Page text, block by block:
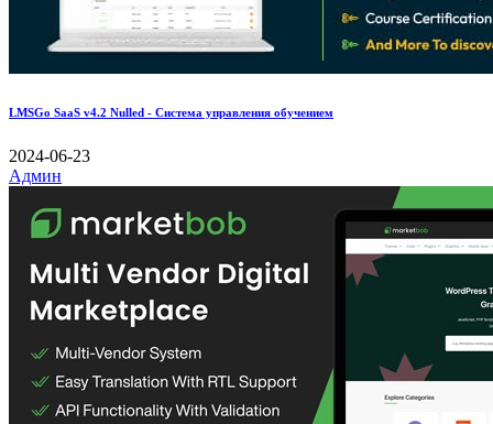
LMSGo SaaS v4.2 Nulled - Система управления обучением
2024-06-23
Админ